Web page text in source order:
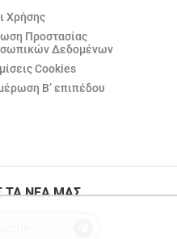
Χρήσης
Προστασίας
Δεδομένων
Cookies
Β’ επιπέδου
ΤΑ ΝΕΑ ΜΑΣ